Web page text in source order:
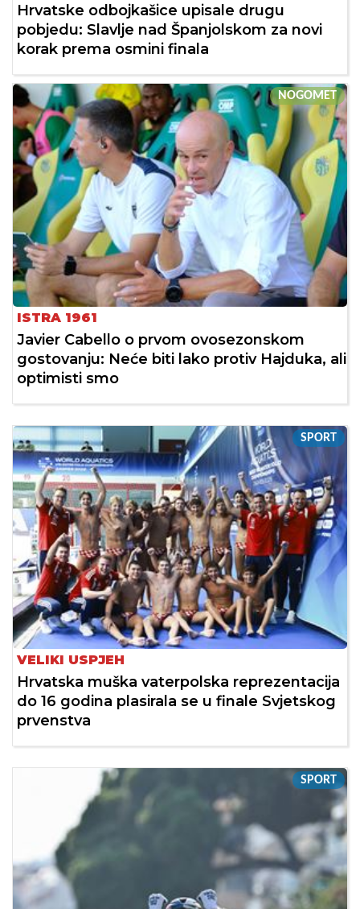
Hrvatske odbojkašice upisale drugu
pobjedu: Slavlje nad Španjolskom za novi
korak prema osmini finala
NOGOMET
ISTRA 1961
Javier Cabello o prvom ovosezonskom
gostovanju: Neće biti lako protiv Hajduka, ali
optimisti smo
SPORT
VELIKI USPJEH
Hrvatska muška vaterpolska reprezentacija
do 16 godina plasirala se u finale Svjetskog
prvenstva
SPORT